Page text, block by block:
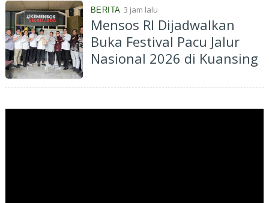
BERITA 3 jam lalu
Mensos RI Dijadwalkan
Buka Festival Pacu Jalur
Nasional 2026 di Kuansing